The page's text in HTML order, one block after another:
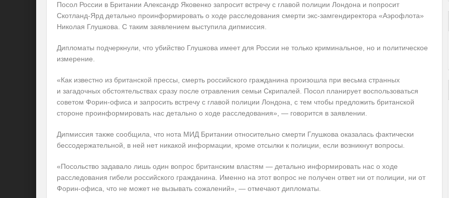
Посол России в Британии Александр Яковенко запросит встречу с главой полиции Лондона и попросит
Скотланд-Ярд детально проинформировать о ходе расследования смерти экс-замгендиректора «Аэрофлота»
Николая Глушкова. С таким заявлением выступила дипмиссия.
Дипломаты подчеркнули, что убийство Глушкова имеет для России не только криминальное, но и политическое
измерение.
«Как известно из британской прессы, смерть российского гражданина произошла при весьма странных
и загадочных обстоятельствах сразу после отравления семьи Скрипалей. Посол планирует воспользоваться
советом Форин-офиса и запросить встречу с главой полиции Лондона, с тем чтобы предложить британской
стороне проинформировать нас детально о ходе расследования», — говорится в заявлении.
Дипмиссия также сообщила, что нота МИД Британии относительно смерти Глушкова оказалась фактически
бессодержательной, в ней нет никакой информации, кроме отсылки к полиции, если возникнут вопросы.
«Посольство задавало лишь один вопрос британским властям — детально информировать нас о ходе
расследования гибели российского гражданина. Именно на этот вопрос не получен ответ ни от полиции, ни от
Форин-офиса, что не может не вызывать сожалений», — отмечают дипломаты.